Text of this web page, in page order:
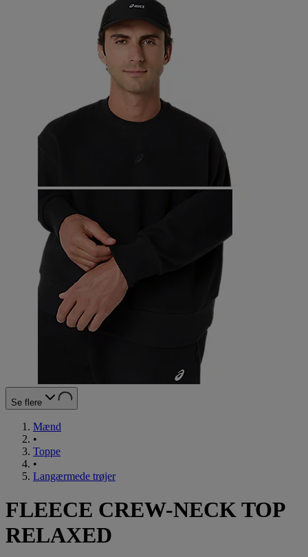
Se flere
Mænd
•
Toppe
•
Langærmede trøjer
FLEECE CREW-NECK TOP
RELAXED